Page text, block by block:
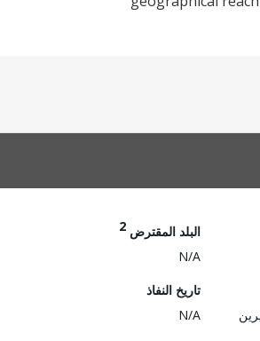
البلد المقترض 2
N/A
تاريخ النفاذ
N/A